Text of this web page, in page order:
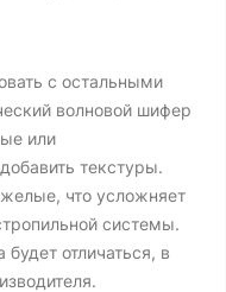
с остальными
волновой шифер
или
текстуры.
что усложняет
системы.
отличаться, в